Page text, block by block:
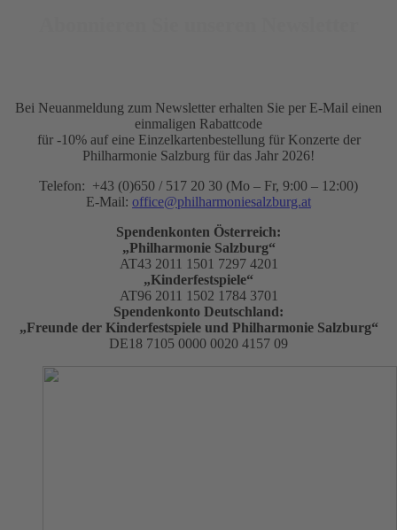
Bei Neuanmeldung zum Newsletter erhalten Sie per E-Mail einen
einmaligen Rabattcode
für -10% auf eine Einzelkartenbestellung für Konzerte der
Philharmonie Salzburg für das Jahr 2026!
Telefon: +43 (0)650 / 517 20 30 (Mo – Fr, 9:00 – 12:00)
E-Mail: office@philharmoniesalzburg.at
Spendenkonten Österreich:
„Philharmonie Salzburg“
AT43 2011 1501 7297 4201
„Kinderfestspiele“
AT96 2011 1502 1784 3701
Spendenkonto Deutschland:
„Freunde der Kinderfestspiele und Philharmonie Salzburg“
DE18 7105 0000 0020 4157 09